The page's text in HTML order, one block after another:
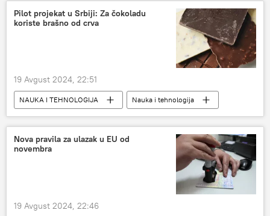
Pilot projekat u Srbiji: Za čokoladu
koriste brašno od crva
19 Avgust 2024, 22:51
NAUKA I TEHNOLOGIJA
Nauka i tehnologija
čokolada
Nova pravila za ulazak u EU od
novembra
19 Avgust 2024, 22:46